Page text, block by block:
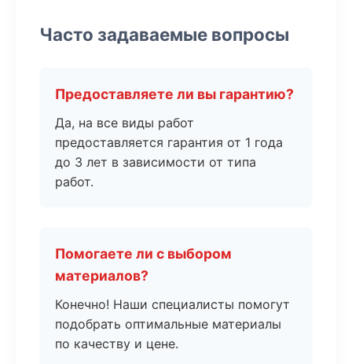
Часто задаваемые вопросы
Предоставляете ли вы гарантию?
Да, на все виды работ
предоставляется гарантия от 1 года
до 3 лет в зависимости от типа
работ.
Помогаете ли с выбором
материалов?
Конечно! Наши специалисты помогут
подобрать оптимальные материалы
по качеству и цене.